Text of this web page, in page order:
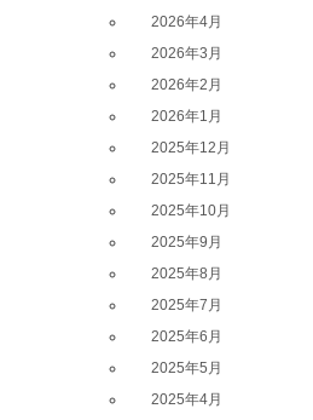
2026年4月
2026年3月
2026年2月
2026年1月
2025年12月
2025年11月
2025年10月
2025年9月
2025年8月
2025年7月
2025年6月
2025年5月
2025年4月